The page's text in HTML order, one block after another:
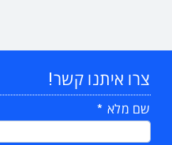
צרו איתנו קשר!
שם מלא